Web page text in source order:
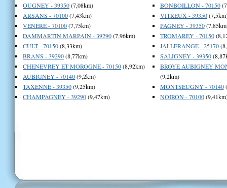
OUGNEY - 39350(7,08km)
ARSANS - 70100(7,43km)
VENERE - 70100(7,75km)
DAMMARTIN MARPAIN - 39290(7,96km)
CULT - 70150(8,33km)
BRANS - 39290(8,77km)
CHENEVREY ET MOROGNE - 70150(8,92km)
AUBIGNEY - 70140(9,2km)
TAXENNE - 39350(9,25km)
CHAMPAGNEY - 39290(9,47km)
BONBOILLON - 70150
VITREUX - 39350
PAGNEY - 39350
TROMAREY - 70150
JALLERANGE - 25170
SALIGNEY - 39350
BROYE AUBIGNEY
(9,2km)
MONTSEUGNY - 70140
NOIRON - 70100